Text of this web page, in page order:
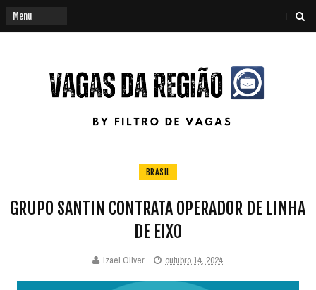
BRASIL
GRUPO SANTIN CONTRATA OPERADOR DE LINHA
DE EIXO
Izael Oliver outubro 14, 2024